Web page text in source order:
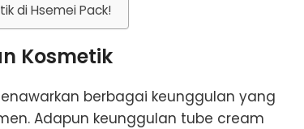
di Hsemei Pack!
Kosmetik
berbagai keunggulan yang
Adapun keunggulan tube cream